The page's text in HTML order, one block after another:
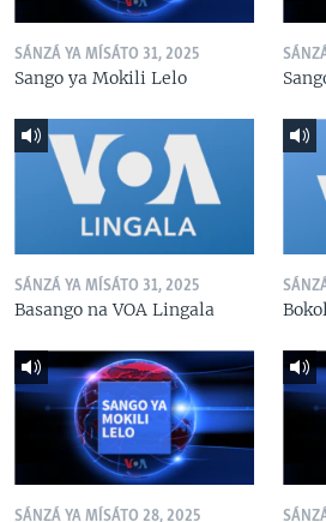
SÁNZÁ YA MÍSÁTO 31, 2025
Sango ya Mokili Lelo
SÁNZÁ YA MÍSÁTO 31, 2025
Basango na VOA Lingala
SÁNZÁ YA MÍSÁTO 28, 2025